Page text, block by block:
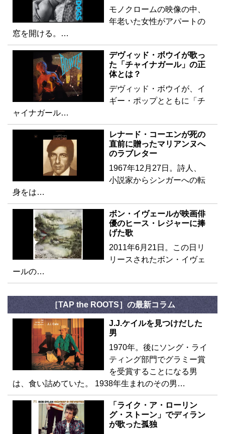
モノクロームの映像の中、
年老いた女性がアパートの
窓を開ける。…
デヴィッド・ボウイが歌っ
た「チャイナガール」の正
体とは？
デヴィッド・ボウイが、イ
ギー・ポップとともに「チ
ャイナガール…
レナード・コーエンが死の
直前に贈ったマリアンヌへ
のラブレター
1967年12月27日。詩人、
小説家からシンガーへの転
身をは…
ボン・イヴェールが映画俳
優のヒース・レジャーに捧
げた歌
2011年6月21日。この日リ
リースされたボン・イヴェ
ールの…
［TAP the ROOTS］の最新コラム
J.J.ケイルを見つけだした
男
1970年。後にソング・ライ
ティング部門でグラミー賞
を受賞することになる男
は、食い詰めていた。 1938年生まれのその男…
「ライク・ア・ローリン
グ・ストーン」でディラン
が歌った孤独